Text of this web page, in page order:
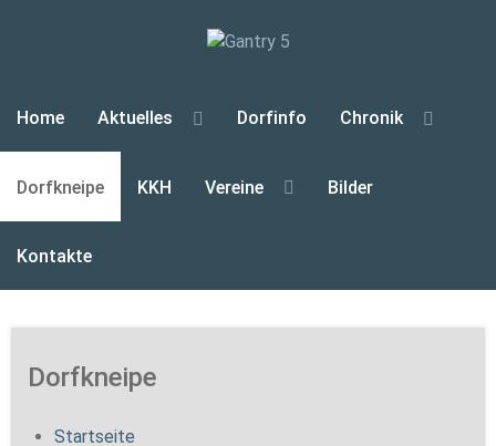
Home Aktuelles Dorfinfo Chronik
Dorfkneipe KKH Vereine Bilder
Kontakte
Dorfkneipe
Startseite